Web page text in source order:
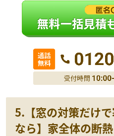
5.【窓の対策だけ
なら】家全体の断